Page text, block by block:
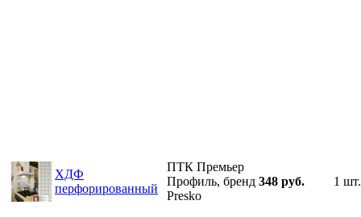
ХДФ
перфорированный
ПТК Премьер
Профиль, бренд
Presko
348 руб. 1 шт.